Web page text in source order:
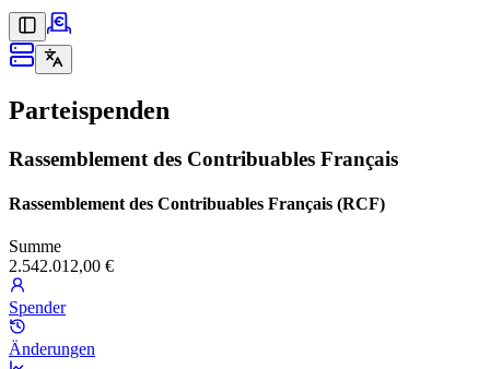
Parteispenden
Rassemblement des Contribuables Français
Rassemblement des Contribuables Français (RCF)
Summe
2.542.012,00 €
Spender
Änderungen